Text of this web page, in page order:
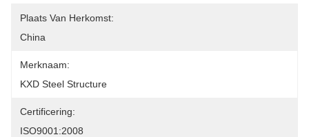
Plaats Van Herkomst:
China
Merknaam:
KXD Steel Structure
Certificering:
ISO9001:2008